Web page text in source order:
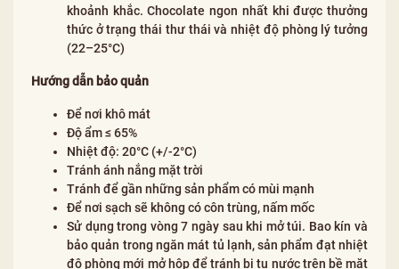
khoảnh khắc. Chocolate ngon nhất khi được thưởng
thức ở trạng thái thư thái và nhiệt độ phòng lý tưởng
(22–25°C)
Hướng dẫn bảo quản
Để nơi khô mát
Độ ẩm ≤ 65%
Nhiệt độ: 20°C (+/-2°C)
Tránh ánh nắng mặt trời
Tránh để gần những sản phẩm có mùi mạnh
Để nơi sạch sẽ không có côn trùng, nấm mốc
Sử dụng trong vòng 7 ngày sau khi mở túi. Bao kín và
bảo quản trong ngăn mát tủ lạnh, sản phẩm đạt nhiệt
độ phòng mới mở hộp để tránh bị tụ nước trên bề mặt